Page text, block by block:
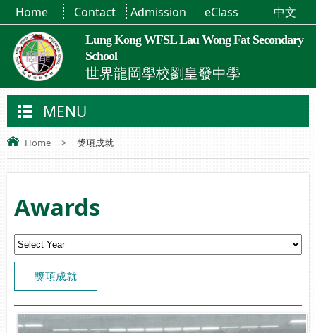
Lung Kong WFSL Lau Wong Fat Secondary
School
世界龍岡學校劉皇發中學
Home Contact Admission eClass 中文
MENU
Home > 獎項成就
Awards
獎項成就